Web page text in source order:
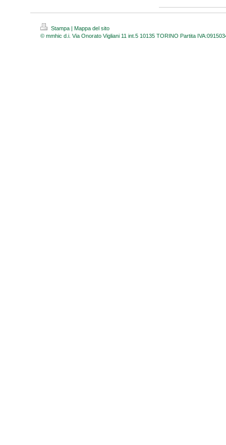
Stampa | Mappa del sito
© mmhic d.i. Via Onorato Vigliani 11 int.5 10135 TORINO Partita